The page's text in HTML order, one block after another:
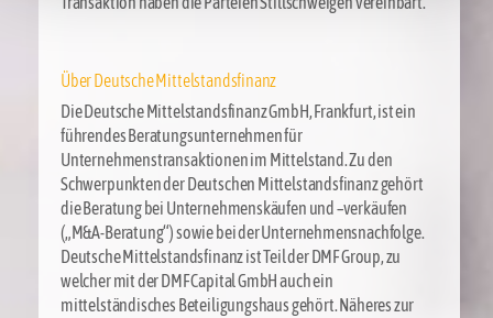
Über Deutsche Mittelstandsfinanz
Die Deutsche Mittelstandsfinanz GmbH, Frankfurt, ist ein
führendes Beratungsunternehmen für
Unternehmenstransaktionen im Mittelstand. Zu den
Schwerpunkten der Deutschen Mittelstandsfinanz gehört
die Beratung bei Unternehmenskäufen und –verkäufen
(„M&A-Beratung“) sowie bei der Unternehmensnachfolge.
Deutsche Mittelstandsfinanz ist Teil der DMF Group, zu
welcher mit der DMF Capital GmbH auch ein
mittelständisches Beteiligungshaus gehört. Näheres zur